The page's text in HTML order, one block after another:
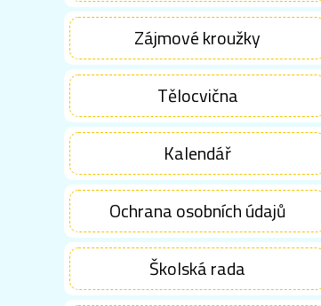
Zájmové kroužky
Tělocvična
Kalendář
Ochrana osobních údajů
Školská rada